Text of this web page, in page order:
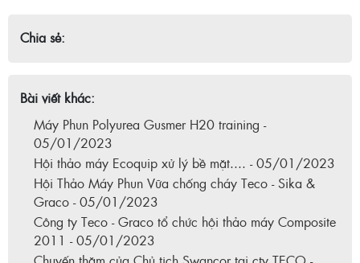
Chia sẻ:
Bài viết khác:
Máy Phun Polyurea Gusmer H20 training -
05/01/2023
Hội thảo máy Ecoquip xử lý bề mặt.... - 05/01/2023
Hội Thảo Máy Phun Vữa chống cháy Teco - Sika &
Graco - 05/01/2023
Công ty Teco - Graco tổ chức hội thảo máy Composite
2011 - 05/01/2023